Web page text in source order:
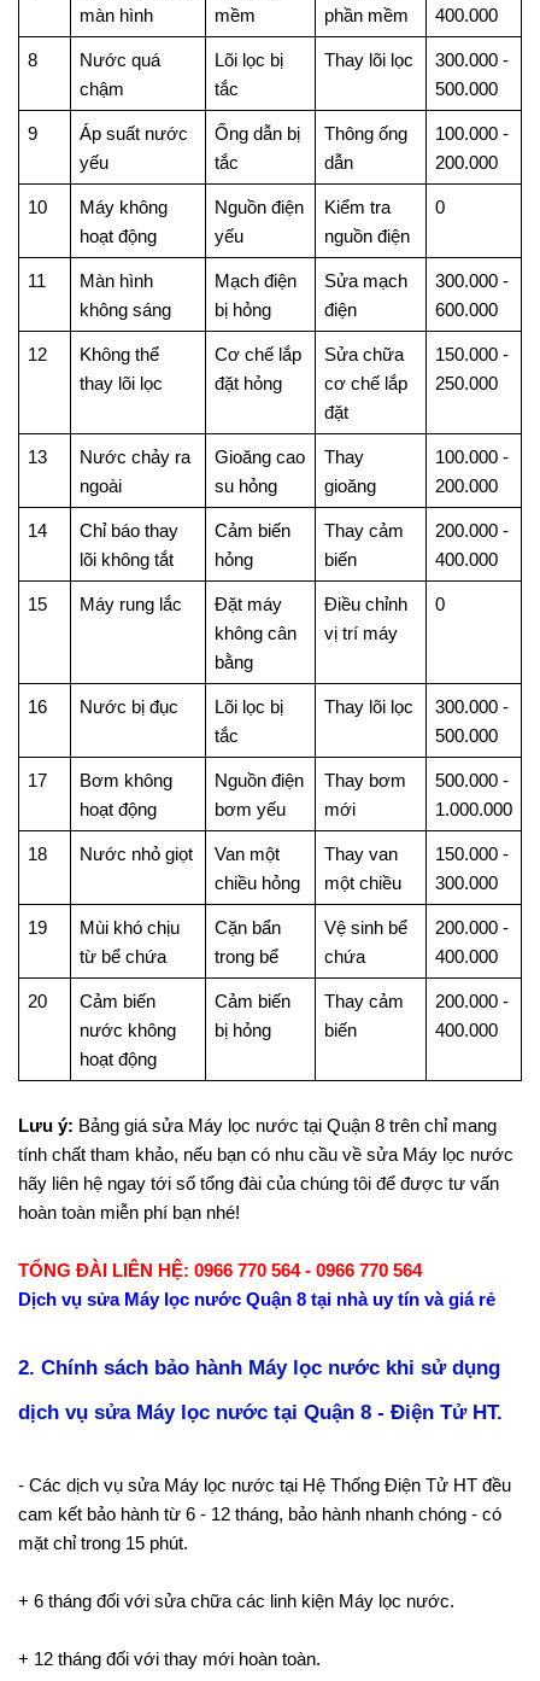
màn hình
mềm
phần mềm
400.000
8
Nước quá
chậm
Lõi lọc bị
tắc
Thay lõi lọc
300.000 -
500.000
9
Áp suất nước
yếu
Ống dẫn bị
tắc
Thông ống
dẫn
100.000 -
200.000
10
Máy không
hoạt động
Nguồn điện
yếu
Kiểm tra
nguồn điện
0
11
Màn hình
không sáng
Mạch điện
bị hỏng
Sửa mạch
điện
300.000 -
600.000
12
Không thể
thay lõi lọc
Cơ chế lắp
đặt hỏng
Sửa chữa
cơ chế lắp
đặt
150.000 -
250.000
13
Nước chảy ra
ngoài
Gioăng cao
su hỏng
Thay
gioăng
100.000 -
200.000
14
Chỉ báo thay
lõi không tắt
Cảm biến
hỏng
Thay cảm
biến
200.000 -
400.000
15 Máy rung lắc
Đặt máy
không cân
bằng
Điều chỉnh
vị trí máy
0
16 Nước bị đục
Lõi lọc bị
tắc
Thay lõi lọc
300.000 -
500.000
17
Bơm không
hoạt động
Nguồn điện
bơm yếu
Thay bơm
mới
500.000 -
1.000.000
18 Nước nhỏ giọt
Van một
chiều hỏng
Thay van
một chiều
150.000 -
300.000
19
Mùi khó chịu
từ bể chứa
Cặn bẩn
trong bể
Vệ sinh bể
chứa
200.000 -
400.000
20
Cảm biến
nước không
hoạt động
Cảm biến
bị hỏng
Thay cảm
biến
200.000 -
400.000
Lưu ý: Bảng giá sửa Máy lọc nước tại Quận 8 trên chỉ mang
tính chất tham khảo, nếu bạn có nhu cầu về sửa Máy lọc nước
hãy liên hệ ngay tới số tổng đài của chúng tôi để được tư vấn
hoàn toàn miễn phí bạn nhé!
TỔNG ĐÀI LIÊN HỆ: 0966 770 564 - 0966 770 564
Dịch vụ sửa Máy lọc nước Quận 8 tại nhà uy tín và giá rẻ
2. Chính sách bảo hành Máy lọc nước khi sử dụng
dịch vụ sửa Máy lọc nước tại Quận 8 - Điện Tử HT.
- Các dịch vụ sửa Máy lọc nước tại Hệ Thống Điện Tử HT đều
cam kết bảo hành từ 6 - 12 tháng, bảo hành nhanh chóng - có
mặt chỉ trong 15 phút.
+ 6 tháng đối với sửa chữa các linh kiện Máy lọc nước.
+ 12 tháng đối với thay mới hoàn toàn.